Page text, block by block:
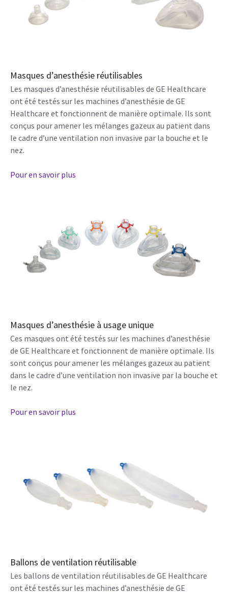
Masques d’anesthésie réutilisables
Les masques d’anesthésie réutilisables de GE Healthcare
ont été testés sur les machines d’anesthésie de GE
Healthcare et fonctionnent de manière optimale. Ils sont
conçus pour amener les mélanges gazeux au patient dans
le cadre d’une ventilation non invasive par la bouche et le
nez.
Pour en savoir plus
Masques d’anesthésie à usage unique
Ces masques ont été testés sur les machines d’anesthésie
de GE Healthcare et fonctionnent de manière optimale. Ils
sont conçus pour amener les mélanges gazeux au patient
dans le cadre d’une ventilation non invasive par la bouche et
le nez.
Pour en savoir plus
Ballons de ventilation réutilisable
Les ballons de ventilation réutilisables de GE Healthcare
ont été testés sur les machines d’anesthésie de GE